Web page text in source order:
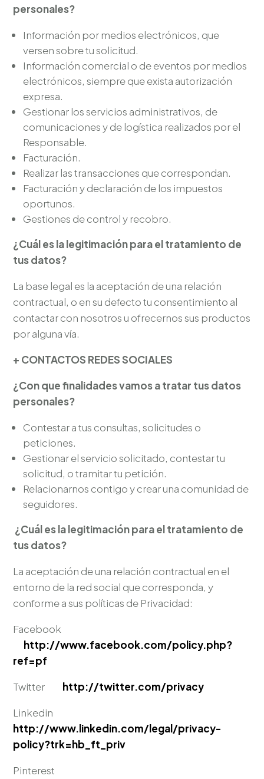
personales?
Información por medios electrónicos, que
versen sobre tu solicitud.
Información comercial o de eventos por medios
electrónicos, siempre que exista autorización
expresa.
Gestionar los servicios administrativos, de
comunicaciones y de logística realizados por el
Responsable.
Facturación.
Realizar las transacciones que correspondan.
Facturación y declaración de los impuestos
oportunos.
Gestiones de control y recobro.
¿Cuál es la legitimación para el tratamiento de
tus datos?
La base legal es la aceptación de una relación
contractual, o en su defecto tu consentimiento al
contactar con nosotros u ofrecernos sus productos
por alguna vía.
+ CONTACTOS REDES SOCIALES
¿Con que finalidades vamos a tratar tus datos
personales?
Contestar a tus consultas, solicitudes o
peticiones.
Gestionar el servicio solicitado, contestar tu
solicitud, o tramitar tu petición.
Relacionarnos contigo y crear una comunidad de
seguidores.
¿Cuál es la legitimación para el tratamiento de
tus datos?
La aceptación de una relación contractual en el
entorno de la red social que corresponda, y
conforme a sus políticas de Privacidad:
Facebook
http://www.facebook.com/policy.php?
ref=pf
Twitter http://twitter.com/privacy
Linkedin
http://www.linkedin.com/legal/privacy-
policy?trk=hb_ft_priv
Pinterest